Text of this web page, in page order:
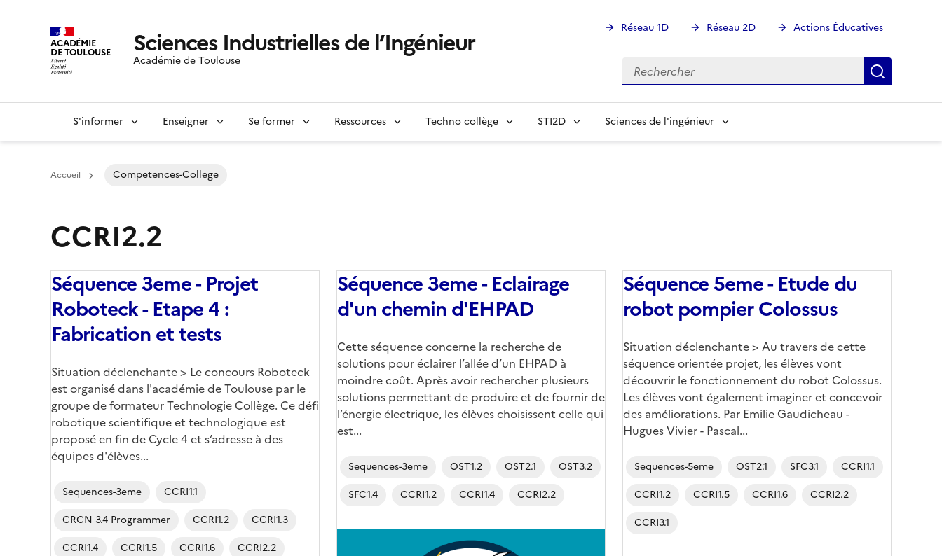
ACADÉMIE
DE TOULOUSE Sciences Industrielles de l’Ingénieur
Académie de Toulouse
Réseau 1D Réseau 2D Actions Éducatives
Rechercher
Rechercher
S'informer Enseigner Se former Ressources Techno collège STI2D Sciences de l'ingénieur
Accueil Competences-College
CCRI2.2
Séquence 3eme - Projet
Roboteck - Etape 4 :
Fabrication et tests
Corps
Situation déclenchante > Le concours Roboteck
est organisé dans l'académie de Toulouse par le
groupe de formateur Technologie Collège. Ce défi
robotique scientifique et technologique est
proposé en fin de Cycle 4 et s’adresse à des
équipes d'élèves...
Sequences-3eme
CCRI1.1
CRCN 3.4 Programmer
CCRI1.2
CCRI1.3
CCRI1.4
CCRI1.5 CCRI1.6
CCRI2.2
Séquence 3eme - Eclairage
d'un chemin d'EHPAD
Corps
Cette séquence concerne la recherche de
solutions pour éclairer l’allée d’un EHPAD à
moindre coût. Après avoir rechercher plusieurs
solutions permettant de produire et de fournir de
l’énergie électrique, les élèves choisissent celle qui
est...
Sequences-3eme OST1.2 OST2.1
OST3.2
SFC1.4
CCRI1.2 CCRI1.4 CCRI2.2
Séquence 5eme - Etude du
robot pompier Colossus
Corps
Situation déclenchante > Au travers de cette
séquence orientée projet, les élèves vont
découvrir le fonctionnement du robot Colossus.
Les élèves vont également imaginer et concevoir
des améliorations. Par Emilie Gaudicheau -
Hugues Vivier - Pascal...
Sequences-5eme OST2.1 SFC3.1
CCRI1.1
CCRI1.2
CCRI1.5 CCRI1.6
CCRI2.2
CCRI3.1